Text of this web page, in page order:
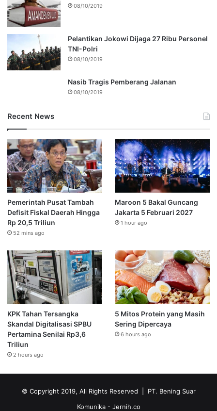
08/10/2019
Pelantikan Jokowi Dijaga 27 Ribu Personel
TNI-Polri
08/10/2019
Nasib Tragis Pemberang Jalanan
08/10/2019
Recent News
Pemerintah Pusat Tambah
Defisit Fiskal Daerah Hingga
Rp 20,5 Triliun
52 mins ago
Maroon 5 Bakal Guncang
Jakarta 5 Februari 2027
1 hour ago
KPK Tahan Tersangka
Skandal Digitalisasi SPBU
Pertamina Senilai Rp3,6
Triliun
2 hours ago
5 Mitos Protein yang Masih
Sering Dipercaya
6 hours ago
© Copyright 2019, All Rights Reserved | PT. Bening Suar
Komunika - Jernih.co